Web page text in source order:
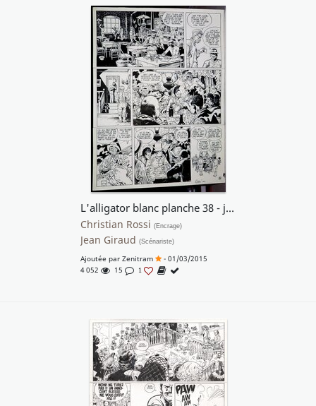
L'alligator blanc planche 38 - j'adore cette foule si vivante et si présente !!
Christian Rossi (Encrage)
Jean Giraud (Scénariste)
Ajoutée par Zenitram
- 01/03/2015
4 052
15 1